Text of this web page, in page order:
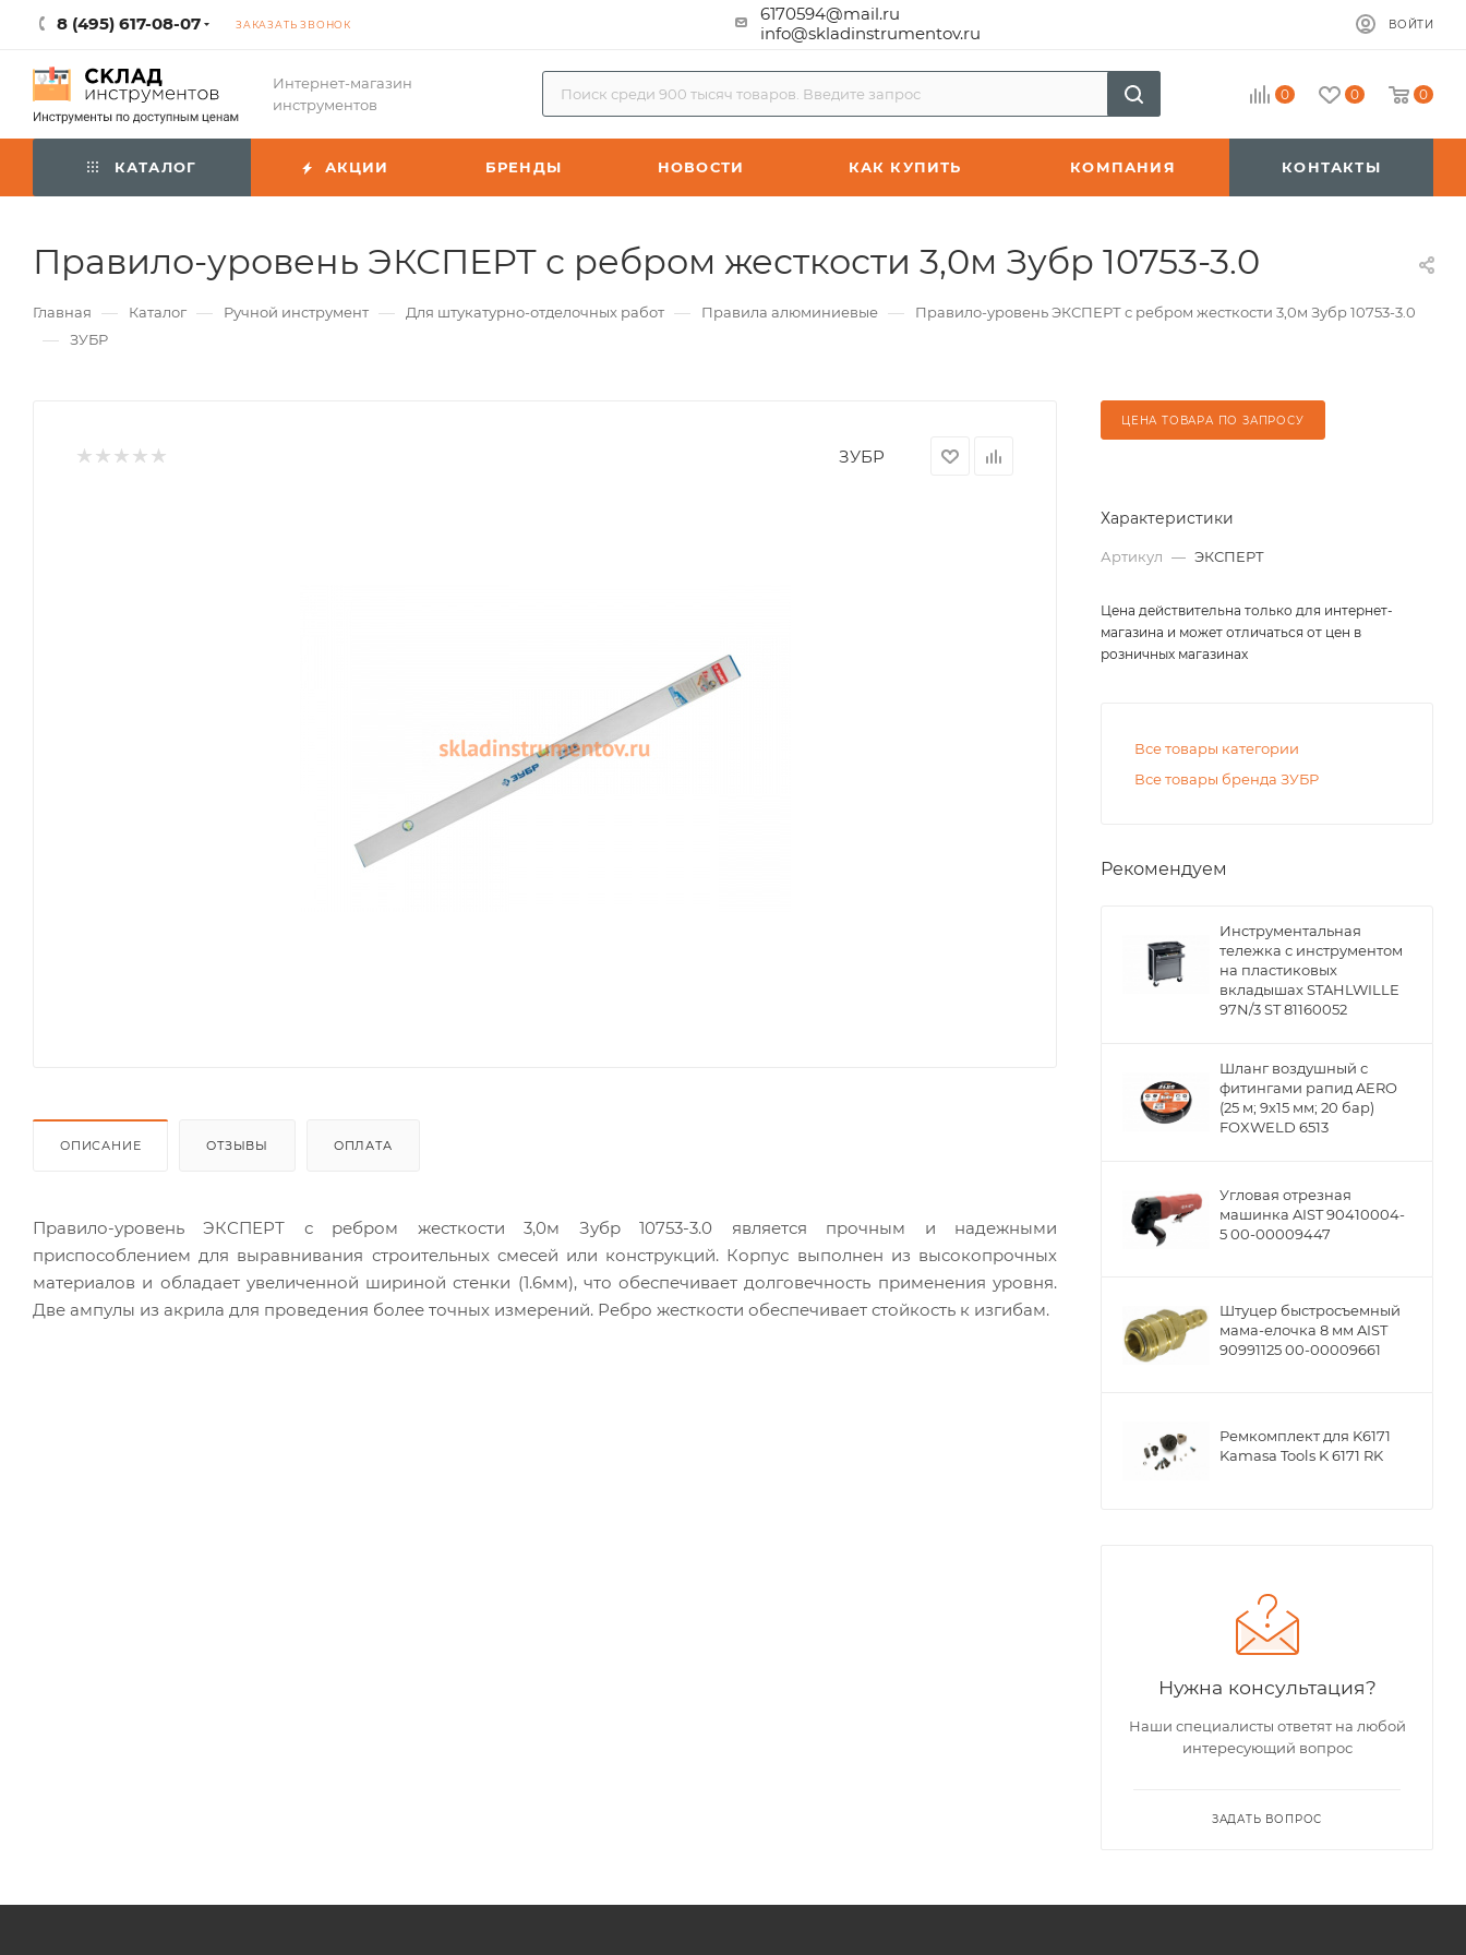
8 (495) 617-08-07 ЗАКАЗАТЬ ЗВОНОК
6170594@mail.ru
info@skladinstrumentov.ru
ВОЙТИ
Интернет-магазин
инструментов
0 0 0
КАТАЛОГ АКЦИИ БРЕНДЫ НОВОСТИ КАК КУПИТЬ КОМПАНИЯ КОНТАКТЫ
Правило-уровень ЭКСПЕРТ с ребром жесткости 3,0м Зубр 10753-3.0
Главная — Каталог — Ручной инструмент — Для штукатурно-отделочных работ — Правила алюминиевые — Правило-уровень ЭКСПЕРТ с ребром жесткости 3,0м Зубр 10753-3.0
— ЗУБР
ЗУБР
ОПИСАНИЕ ОТЗЫВЫ ОПЛАТА
Правило-уровень ЭКСПЕРТ с ребром жесткости 3,0м Зубр 10753-3.0 является прочным и надежными
приспособлением для выравнивания строительных смесей или конструкций. Корпус выполнен из высокопрочных
материалов и обладает увеличенной шириной стенки (1.6мм), что обеспечивает долговечность применения уровня.
Две ампулы из акрила для проведения более точных измерений. Ребро жесткости обеспечивает стойкость к изгибам.
ЦЕНА ТОВАРА ПО ЗАПРОСУ
Характеристики
Артикул — ЭКСПЕРТ
Цена действительна только для интернет-
магазина и может отличаться от цен в
розничных магазинах
Все товары категории
Все товары бренда ЗУБР
Рекомендуем
Инструментальная
тележка с инструментом
на пластиковых
вкладышах STAHLWILLE
97N/3 ST 81160052
Шланг воздушный с
фитингами рапид AERO
(25 м; 9x15 мм; 20 бар)
FOXWELD 6513
Угловая отрезная
машинка AIST 90410004-
5 00-00009447
Штуцер быстросъемный
мама-елочка 8 мм AIST
90991125 00-00009661
Ремкомплект для K6171
Kamasa Tools K 6171 RK
Нужна консультация?
Наши специалисты ответят на любой
интересующий вопрос
ЗАДАТЬ ВОПРОС